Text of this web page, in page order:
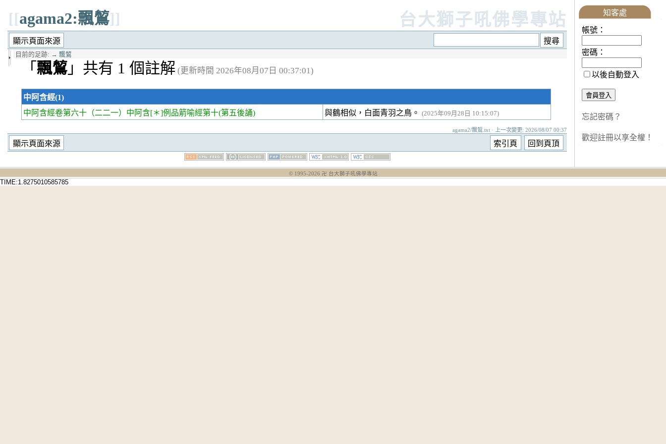
[[agama2:飄鶭]] 台大獅子吼佛學專站
目前的足跡: → 飄鶭
「 飄鶭 」共有 1 個註解 (更新時間 2026年08月07日 00:37:01)
中阿含經(1)
中阿含經卷第六十 （二二一）中阿含[＊]例品箭喻經第十(第五後誦) 與鶴相似，白面青羽之鳥。 (2025年09月28日 10:15:07)
agama2/飄鶭.txt · 上一次變更: 2026/08/07 00:37
知客處
帳號：
密碼：
以後自動登入
忘記密碼？
歡迎註冊以享全權！
© 1995-2026 卍 台大獅子吼佛學專站
TIME:1.8275010585785